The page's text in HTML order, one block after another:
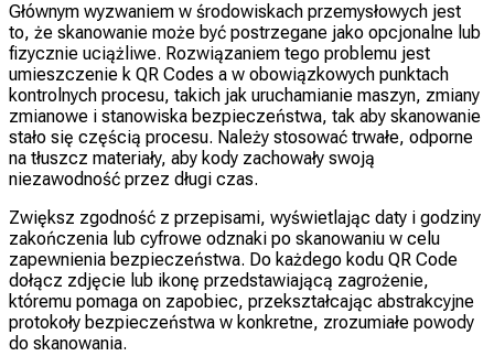
Głównym wyzwaniem w środowiskach przemysłowych jest
to, że skanowanie może być postrzegane jako opcjonalne lub
fizycznie uciążliwe. Rozwiązaniem tego problemu jest
umieszczenie k QR Codes a w obowiązkowych punktach
kontrolnych procesu, takich jak uruchamianie maszyn, zmiany
zmianowe i stanowiska bezpieczeństwa, tak aby skanowanie
stało się częścią procesu. Należy stosować trwałe, odporne
na tłuszcz materiały, aby kody zachowały swoją
niezawodność przez długi czas.
Zwiększ zgodność z przepisami, wyświetlając daty i godziny
zakończenia lub cyfrowe odznaki po skanowaniu w celu
zapewnienia bezpieczeństwa. Do każdego kodu QR Code
dołącz zdjęcie lub ikonę przedstawiającą zagrożenie,
któremu pomaga on zapobiec, przekształcając abstrakcyjne
protokoły bezpieczeństwa w konkretne, zrozumiałe powody
do skanowania.